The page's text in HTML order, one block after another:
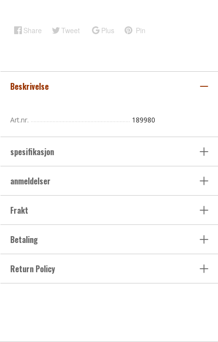
Share Tweet Plus Pin
Beskrivelse
Art.nr. 189980
spesifikasjon
anmeldelser
Frakt
Betaling
Return Policy